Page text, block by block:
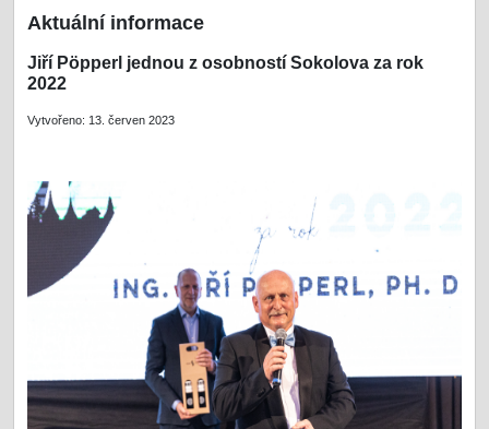
Aktuální informace
Jiří Pöpperl jednou z osobností Sokolova za rok
2022
Vytvořeno: 13. červen 2023